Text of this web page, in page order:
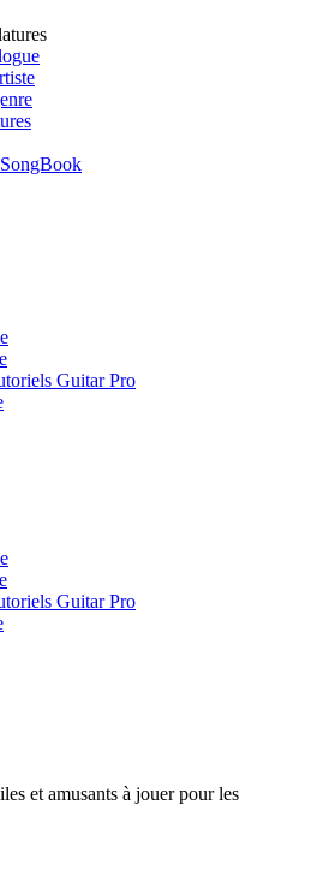
Guitar Pro
Guitar Pro
et amusants à jouer pour les